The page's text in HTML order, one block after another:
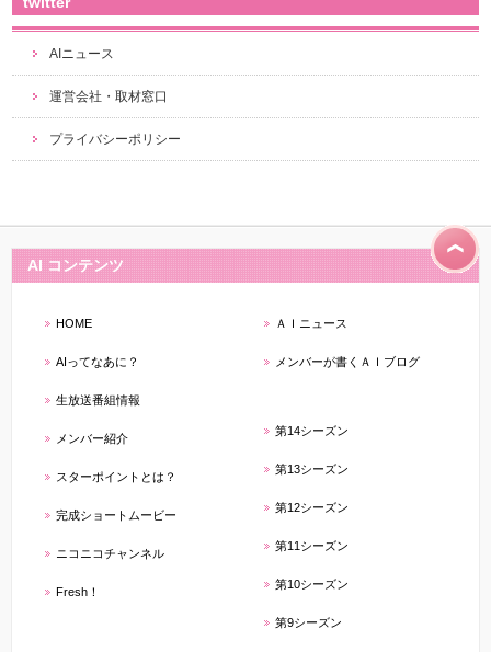
AIニュース
運営会社・取材窓口
プライバシーポリシー
AI コンテンツ
HOME
AIってなあに？
生放送番組情報
メンバー紹介
スターポイントとは？
完成ショートムービー
ニコニコチャンネル
Fresh！
ＡＩニュース
メンバーが書くＡＩブログ
第14シーズン
第13シーズン
第12シーズン
第11シーズン
第10シーズン
第9シーズン